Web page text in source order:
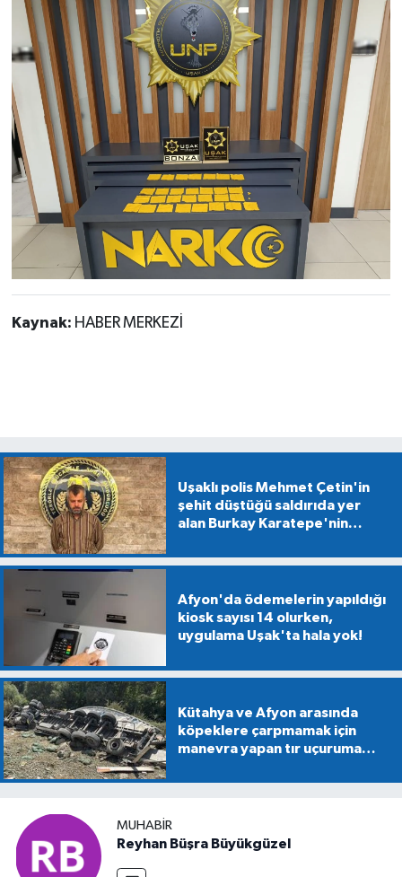
Kaynak: HABER MERKEZİ
Uşaklı polis Mehmet Çetin'in
şehit düştüğü saldırıda yer
alan Burkay Karatepe'nin
mühimmat aranıyor
Afyon'da ödemelerin yapıldığı
kiosk sayısı 14 olurken,
uygulama Uşak'ta hala yok!
Kütahya ve Afyon arasında
köpeklere çarpmamak için
manevra yapan tır uçuruma
MUHABIR
Reyhan Büşra Büyükgüzel